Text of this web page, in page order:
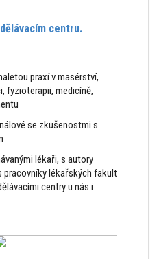
centru.
praxí v masérství,
fyzioterapii, medicíně,
se zkušenostmi s
lékaři, s autory
pracovníky lékařských fakult
centry u nás i